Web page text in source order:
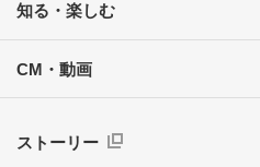
知る・楽しむ
CM・動画
ストーリー